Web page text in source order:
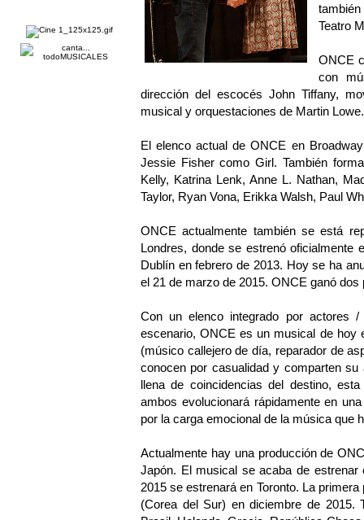
Teatro
ONCE
con
dirección del escocés John Tiffany,
musical y orquestaciones de Martin Lowe.
El elenco actual de ONCE en
Jessie Fisher como Girl. También
Kelly, Katrina Lenk, Anne L. Nathan,
Taylor, Ryan Vona, Erikka Walsh, Paul
ONCE actualmente también se está
Londres, donde se estrenó
Dublín en febrero de 2013. Hoy se ha
el 21 de marzo de 2015. ONCE ganó
Con un elenco integrado por actores
escenario, ONCE es un musical de hoy
(músico callejero de día, reparador de
conocen por casualidad y comparten
llena de coincidencias del destino,
ambos evolucionará rápidamente en
por la carga emocional de la música que
Actualmente hay una producción de
Japón. El musical se acaba de
2015 se estrenará en Toronto. La
(Corea del Sur) en diciembre de 2015.